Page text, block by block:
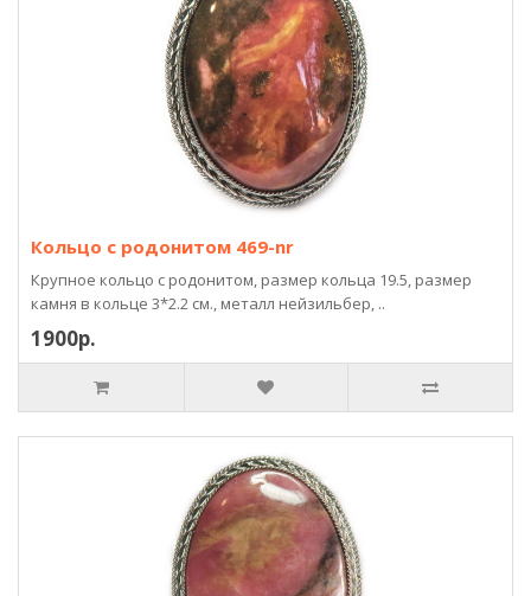
Кольцо с родонитом 469-nr
Крупное кольцо с родонитом, размер кольца 19.5, размер
камня в кольце 3*2.2 см., металл нейзильбер, ..
1900р.